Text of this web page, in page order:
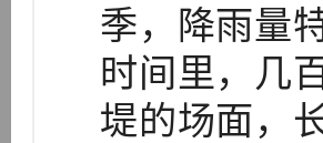
季，降雨量
时间里，几
堤的场面，